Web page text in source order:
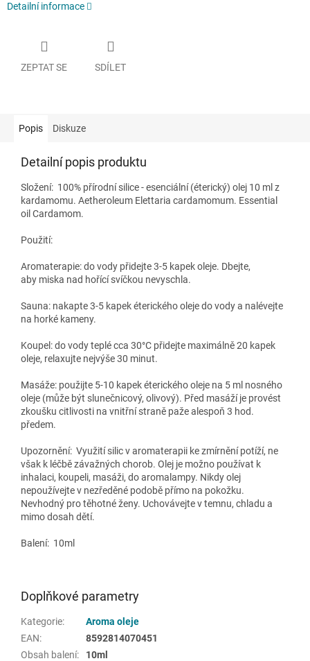
Detailní informace
ZEPTAT SE SDÍLET
Popis Diskuze
Detailní popis produktu
Složení: 100% přírodní silice - esenciální (éterický) olej 10 ml z
kardamomu. Aetheroleum Elettaria cardamomum. Essential
oil Cardamom.
Použití:
Aromaterapie:do vody přidejte 3-5 kapek oleje. Dbejte,
aby miska nad hořící svíčkou nevyschla.
Sauna: nakapte 3-5 kapek éterického oleje do vody a nalévejte
na horké kameny.
Koupel:do vody teplé cca 30°C přidejte maximálně 20 kapek
oleje, relaxujte nejvýše 30 minut.
Masáže: použijte 5-10 kapek éterického oleje na 5 ml nosného
oleje (může být slunečnicový, olivový). Před masáží je provést
zkoušku citlivosti na vnitřní straně paže alespoň 3 hod.
předem.
Upozornění: Využití silic v aromaterapii ke zmírnění potíží, ne
však k léčbě závažných chorob. Olej je možno používat k
inhalaci, koupeli, masáži, do aromalampy. Nikdy olej
nepoužívejte v nezředěné podobě přímo na pokožku.
Nevhodný pro těhotné ženy. Uchovávejte v temnu, chladu a
mimo dosah dětí.
Balení: 10ml
Doplňkové parametry
Kategorie:
Aroma oleje
EAN:
8592814070451
Obsah balení:
10ml